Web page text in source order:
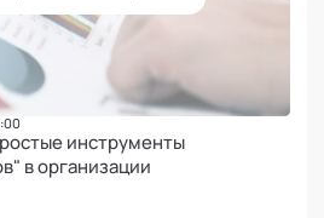
инструменты
в организации